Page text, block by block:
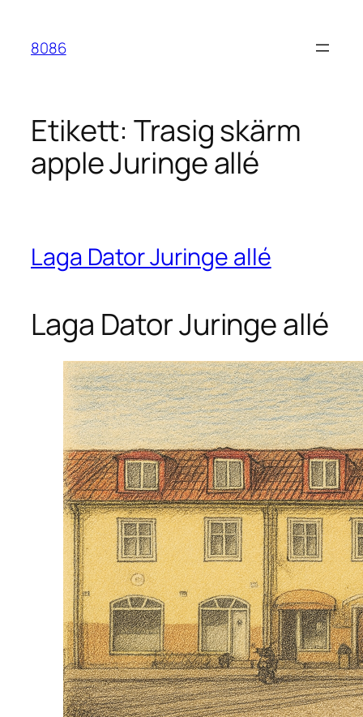
innehåll
8086
Etikett:Trasig skärm
apple Juringe allé
Laga Dator Juringe allé
Laga Dator Juringe allé